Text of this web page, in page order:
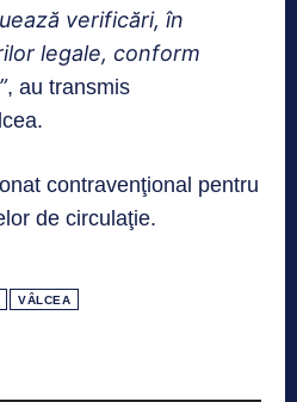
verificări, în
legale, conform
, au transmis
contravenţional pentru
de circulaţie.
VÂLCEA